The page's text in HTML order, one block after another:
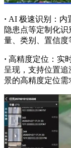
· AI 极速识别：内
隐患点等定制化
量、类别、置信度
· 高精度定位：实
呈现，支持位置
景的高精度定位需